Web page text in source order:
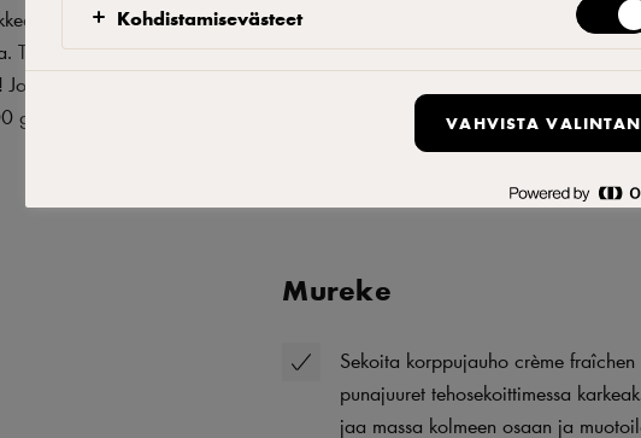
jolloin ruokaisa
Toki tämä resepti käy
haluat extra-
g juustoraastetta. Tarjoa
Mureke
Sekoita korppujauho crème
punajuuret tehosekoittimessa
jaa massa kolmeen osaan ja
Kohdistamisevästeet
VAHVISTA